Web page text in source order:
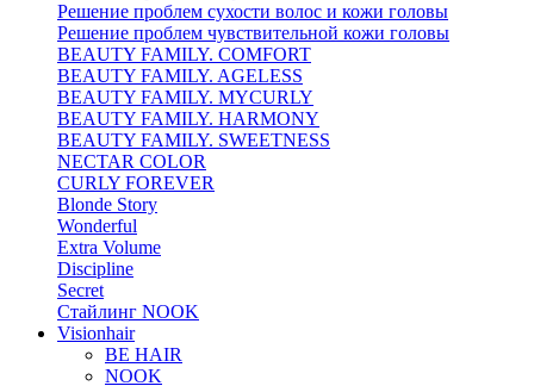
Решение проблем сухости волос и кожи головы
Решение проблем чувствительной кожи головы
BEAUTY FAMILY. COMFORT
BEAUTY FAMILY. AGELESS
BEAUTY FAMILY. MYCURLY
BEAUTY FAMILY. HARMONY
BEAUTY FAMILY. SWEETNESS
NECTAR COLOR
CURLY FOREVER
Blonde Story
Wonderful
Extra Volume
Discipline
Secret
Стайлинг NOOK
Visionhair
BE HAIR
NOOK